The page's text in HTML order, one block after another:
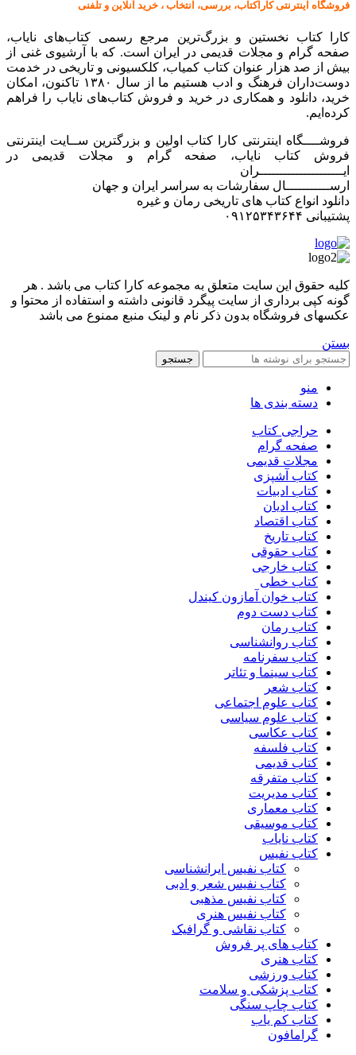
فروشگاه اینترنتی کاراکتاب، بررسی، انتخاب ، خرید آنلاین و تلفنی
کارا کتاب نخستین و بزرگ‌ترین مرجع رسمی کتاب‌های نایاب،
صفحه گرام و مجلات قدیمی در ایران است. که با آرشیوی غنی از
بیش از صد هزار عنوان کتاب کمیاب، کلکسیونی و تاریخی در خدمت
دوست‌داران فرهنگ و ادب هستیم ما از سال ۱۳۸۰ تاکنون، امکان
خرید، دانلود و همکاری در خرید و فروش کتاب‌های نایاب را فراهم
کرده‌ایم.
فروشــــگاه اینترنتی کارا کتاب اولین و بزرگترین ســایت اینترنتی
فروش کتاب نایاب، صفحه گرام و مجلات قدیمی در
ایـــــــــــــــــــــران
ارســـــــــــال سفارشات به سراسر ایران و جهان
دانلود انواع کتاب های تاریخی رمان و غیره
پشتیبانی ۰۹۱۲۵۳۴۳۶۴۴
کليه حقوق اين سايت متعلق به مجموعه کارا کتاب می باشد . هر
گونه کپی برداری از سایت پیگرد قانونی داشته و استفاده از محتوا و
عکسهای فروشگاه بدون ذکر نام و لینک منبع ممنوع می باشد
بستن
جستجو
منو
دسته بندی ها
حراجی کتاب
صفحه گرام
مجلات قدیمی
کتاب آشپزی
کتاب ادبیات
کتاب ادیان
کتاب اقتصاد
کتاب تاریخ
کتاب حقوقی
کتاب خارجی
کتاب خطی
کتاب خوان آمازون کیندل
کتاب دست دوم
کتاب رمان
کتاب روانشناسی
کتاب سفرنامه
کتاب سینما و تئاتر
کتاب شعر
کتاب علوم اجتماعی
کتاب علوم سیاسی
کتاب عکاسی
کتاب فلسفه
کتاب قدیمی
کتاب متفرقه
کتاب مدیریت
کتاب معماری
کتاب موسیقی
کتاب نایاب
کتاب نفیس
کتاب نفیس ایرانشناسی
کتاب نفیس شعر و ادبی
کتاب نفیس مذهبی
کتاب نفیس هنری
کتاب نقاشی و گرافیک
کتاب های پر فروش
کتاب هنری
کتاب ورزشی
کتاب پزشکی و سلامت
کتاب چاپ سنگی
کتاب کم یاب
گرامافون